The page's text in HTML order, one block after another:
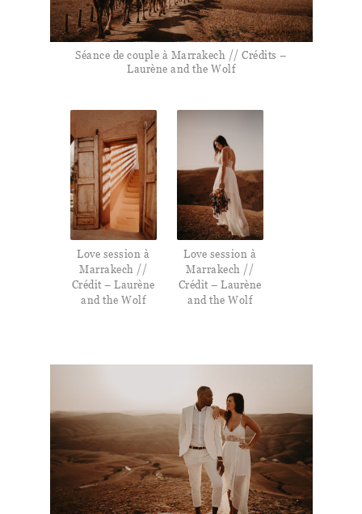
Séance de couple à Marrakech // Crédits –
Laurène and the Wolf
Love session à
Marrakech //
Crédit – Laurène
and the Wolf
Love session à
Marrakech //
Crédit – Laurène
and the Wolf